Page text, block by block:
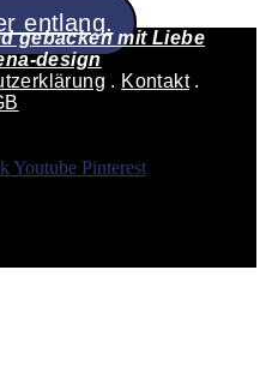
entlang.
gebacken mit Liebe
design
. Kontakt.
Youtube Pinterest